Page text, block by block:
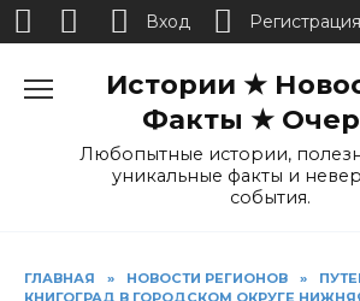
Истории ★
Факты ★
Любопытные истории,
уникальные факты и
события.
ГЛАВНАЯ » НОВОСТИ РЕГИОНОВ »
КНИГОГРАД В ГОРОДСКОМ ОКРУГЕ
Вход Регистрация